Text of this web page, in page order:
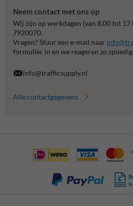
Neem contact met ons op
Wij zijn op werkdagen (van 8.00 tot
7920070.
Vragen? Stuur een e-mail naar
formulier in en we reageren zo
info@trafficsupply.nl
Alle contactgegevens